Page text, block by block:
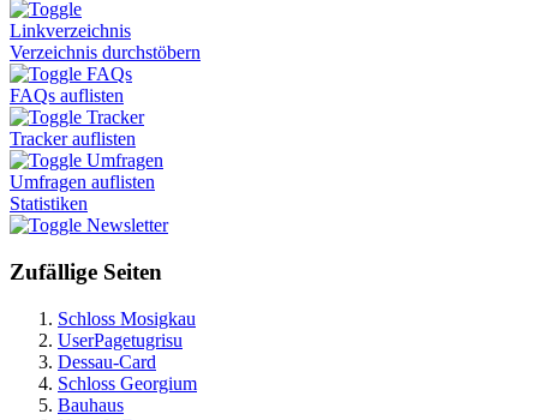
Linkverzeichnis
Verzeichnis durchstöbern
FAQs
FAQs auflisten
Tracker
Tracker auflisten
Umfragen
Umfragen auflisten
Statistiken
Newsletter
Zufällige Seiten
Schloss Mosigkau
UserPagetugrisu
Dessau-Card
Schloss Georgium
Bauhaus